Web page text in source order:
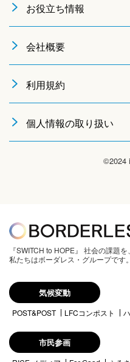
お役立ち情報
会社概要
利用規約
個人情報の取り扱い
©2024
『SWITCH to HOPE』 社会の課題
私たちはボーダレス・グループです。
気候変動
POST&POST LFCコンポスト
市民参画